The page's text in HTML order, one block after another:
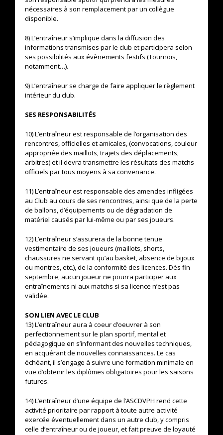
nécessaires à son remplacement par un collègue
disponible.
8) L’entraîneur s’implique dans la diffusion des
informations transmises par le club et participera selon
ses possibilités aux évènements festifs (Tournois,
notamment…).
9) L’entraîneur se charge de faire appliquer le règlement
intérieur du club.
SES RESPONSABILITÉS
10) L’entraîneur est responsable de l’organisation des
rencontres, officielles et amicales, (convocations, couleur
appropriée des maillots, trajets des déplacements,
arbitres) et il devra transmettre les résultats des matchs
officiels par tous moyens à sa convenance.
11) L’entraîneur est responsable des amendes infligées
au Club au cours de ses rencontres, ainsi que de la perte
de ballons, d’équipements ou de dégradation de
matériel causés par lui-même ou par ses joueurs.
12) L’entraîneur s’assurera de la bonne tenue
vestimentaire de ses joueurs (maillots, shorts,
chaussures ne servant qu’au basket, absence de bijoux
ou montres, etc.), de la conformité des licences. Dès fin
septembre, aucun joueur ne pourra participer aux
entraînements ni aux matchs si sa licence n’est pas
validée.
SON LIEN AVEC LE CLUB
13) L’entraîneur aura à coeur d’oeuvrer à son
perfectionnement sur le plan sportif, mental et
pédagogique en s’informant des nouvelles techniques,
en acquérant de nouvelles connaissances. Le cas
échéant, il s’engage à suivre une formation minimale en
vue d’obtenir les diplômes obligatoires pour les saisons
futures.
14) L’entraîneur d’une équipe de l’ASCDVPH rend cette
activité prioritaire par rapport à toute autre activité
exercée éventuellement dans un autre club, y compris
celle d’entraîneur ou de joueur, et fait preuve de loyauté